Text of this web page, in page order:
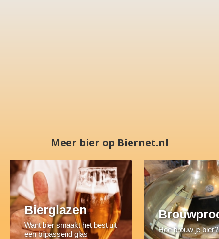
Meer bier op Biernet.nl
Bierglazen
Want bier smaakt het best uit
een bijpassend glas
Hoe brouw je bier?